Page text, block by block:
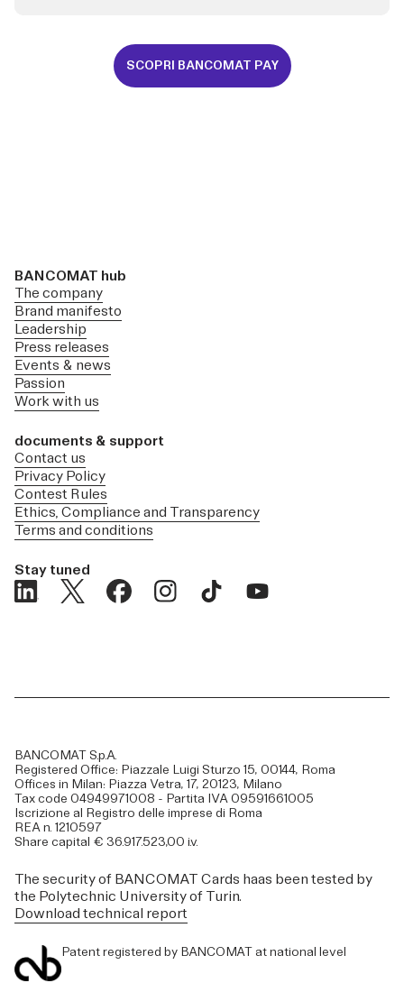
SCOPRI BANCOMAT PAY
BANCOMAT hub
The company
Brand manifesto
Leadership
Press releases
Events & news
Passion
Work with us
documents & support
Contact us
Privacy Policy
Contest Rules
Ethics, Compliance and Transparency
Terms and conditions
Stay tuned
BANCOMAT S.p.A.
Registered Office: Piazzale Luigi Sturzo 15, 00144, Roma
Offices in Milan: Piazza Vetra, 17, 20123, Milano
Tax code 04949971008 - Partita IVA 09591661005
Iscrizione al Registro delle imprese di Roma
REA n. 1210597
Share capital € 36.917.523,00 i.v.
The security of BANCOMAT Cards haas been tested by
the Polytechnic University of Turin.
Download technical report
Patent registered by BANCOMAT at national level